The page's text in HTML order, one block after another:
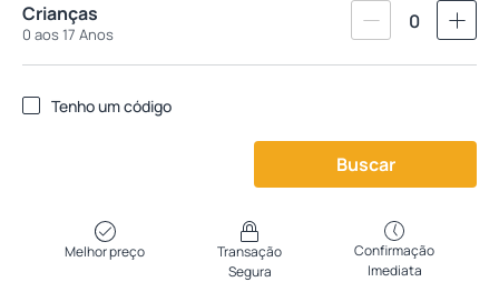
Crianças
0 aos 17 Anos
0
Tenho um código
Buscar
Melhor preço
Transação
Segura
Confirmação
Imediata